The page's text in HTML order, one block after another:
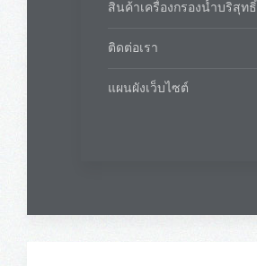
สินค้าเครื่องกรองน้ำบริสุทธิ์
ติดต่อเรา
แผนผังเว็บไซต์